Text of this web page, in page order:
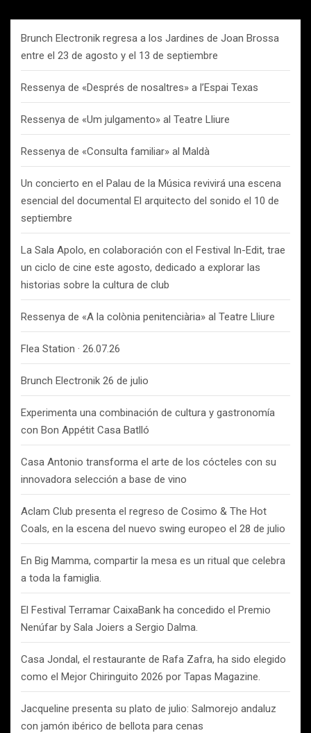
Brunch Electronik regresa a los Jardines de Joan Brossa
entre el 23 de agosto y el 13 de septiembre
Ressenya de «Després de nosaltres» a l’Espai Texas
Ressenya de «Um julgamento» al Teatre Lliure
Ressenya de «Consulta familiar» al Maldà
Un concierto en el Palau de la Música revivirá una escena
esencial del documental El arquitecto del sonido el 10 de
septiembre
La Sala Apolo, en colaboración con el Festival In-Edit, trae
un ciclo de cine este agosto, dedicado a explorar las
historias sobre la cultura de club
Ressenya de «A la colònia penitenciària» al Teatre Lliure
Flea Station · 26.07.26
Brunch Electronik 26 de julio
Experimenta una combinación de cultura y gastronomía
con Bon Appétit Casa Batlló
Casa Antonio transforma el arte de los cócteles con su
innovadora selección a base de vino
Aclam Club presenta el regreso de Cosimo & The Hot
Coals, en la escena del nuevo swing europeo el 28 de julio
En Big Mamma, compartir la mesa es un ritual que celebra
a toda la famiglia.
El Festival Terramar CaixaBank ha concedido el Premio
Nenúfar by Sala Joiers a Sergio Dalma.
Casa Jondal, el restaurante de Rafa Zafra, ha sido elegido
como el Mejor Chiringuito 2026 por Tapas Magazine.
Jacqueline presenta su plato de julio: Salmorejo andaluz
con jamón ibérico de bellota para cenas